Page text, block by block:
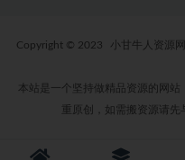
Copyright © 2023 小甘牛人资源网
本站是一个坚持做精品资源的网站
重原创，如需搬资源请